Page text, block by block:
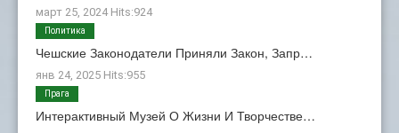
март 25, 2024 Hits:924
Чешские Законодатели Приняли Закон, Запр…
янв 24, 2025 Hits:955
Политика
Интерактивный Музей О Жизни И Творчестве…
Прага